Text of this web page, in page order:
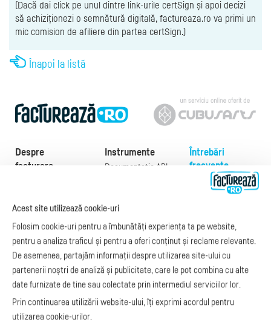
(Dacă dai click pe unul dintre link-urile certSign și apoi decizi
să achiziționezi o semnătură digitală, factureaza.ro va primi un
mic comision de afiliere din partea certSign.)
Înapoi la listă
Despre
facturare
Exemple de facturi
Model factură
Manual de
facturare
Legislaţie facturi
Facturare online
blog.factureaza.ro
Instrumente
Documentație API
e-Factura B2C
API e-Factura
e-Transport
Integrare Stripe
Integrare
SmartFintech
Integrare PrestaShop
Întrebări
frecvente
Despre noi
Acest site utilizează cookie-uri
Folosim cookie-uri pentru a îmbunătăți experiența ta pe website,
pentru a analiza traficul și pentru a oferi conținut și reclame relevante.
De asemenea, partajăm informații despre utilizarea site-ului cu
partenerii noștri de analiză și publicitate, care le pot combina cu alte
date furnizate de tine sau colectate prin intermediul serviciilor lor.
Prin continuarea utilizării website-ului, îți exprimi acordul pentru
utilizarea cookie-urilor.